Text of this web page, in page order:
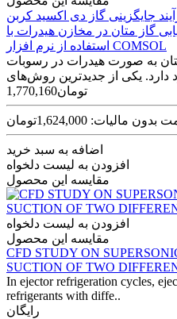
جایگزینی گاز دی اکسید کربن
گاز متان در مخازن هیدرات با
استفاده از نرم افزار COMSOL
به صورت هیدرات در رسوبات
1,770,160تومان
بدون مالیات: 1,624,000تومان
اضافه به سبد خرید
افزودن به لیست دلخواه
مقایسه این محصول
افزودن به لیست دلخواه
مقایسه این محصول
CFD STUDY ON
SUCTION OF TWO
In ejector refrigeration cycles,
refrigerants with diffe..
رایگان